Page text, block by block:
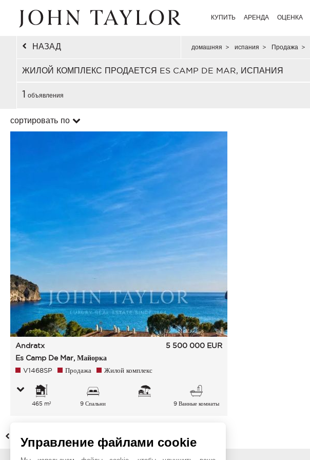
КУПИТЬ АРЕНДА ОЦЕНКА
НАЗАД домашняя > испания > Продажа >
ЖИЛОЙ КОМПЛЕКС ПРОДАЕТСЯ ES CAMP DE MAR, ИСПАНИЯ
1 объявления
сортировать по
Andratx
Es Camp De Mar, Майорка
5 500 000 EUR
V1468SP Продажа Жилой комплекс
465 m² 9 Спальни 9 Ванные комнаты
НАЗАД
Управление файлами cookie